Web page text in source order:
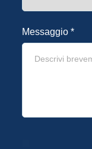
Messaggio *